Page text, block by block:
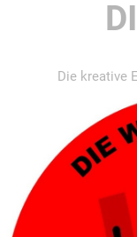
Die kreative